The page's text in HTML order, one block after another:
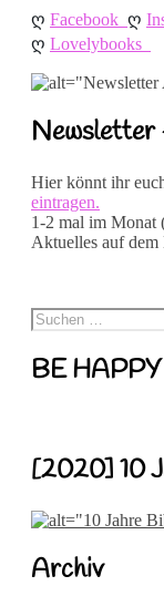
ღ Facebook ღ
ღ Lovelybooks
Newsletter
Hier könnt ihr
eintragen.
1-2 mal im Monat
Aktuelles auf dem
BE
[2020] 10
Archiv